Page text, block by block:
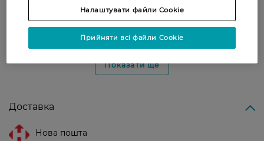
Приятный запах, хорошо смягчает,
не оставляет следов
Показати ще
Доставка
Нова пошта
Налаштувати файли Cookie
Прийняти всі файли Cookie